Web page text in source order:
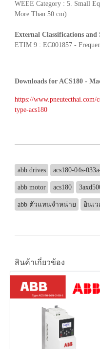
WEEE Category : 5. Small
More Than 50 cm)
External Classifications and
ETIM 9 : EC001857 -
Downloads for ACS180 -
https://www.pneutecthai.com/
type-acs180
abb drives acs180-04s-
abb motor acs180
abb ตัวแทนจำหน่าย อินเว
สินค้าเกี่ยวข้อง